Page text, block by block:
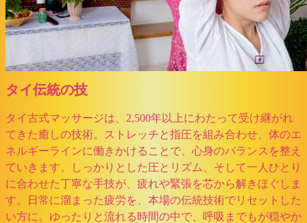
タイ伝統の技
タイ古式マッサージは、2,500年以上にわたって受け継がれ
てきた癒しの技術。ストレッチと指圧を組み合わせ、体のエ
ネルギーラインに働きかけることで、心身のバランスを整え
ていきます。しっかりとした圧とリズム、そして一人ひとり
に合わせた丁寧な手技が、疲れや緊張を芯から解きほぐしま
す。日常に溜まった疲労を、本場の伝統技術でリセットした
い方に。ゆったりと流れる時間の中で、呼吸までもが穏やか